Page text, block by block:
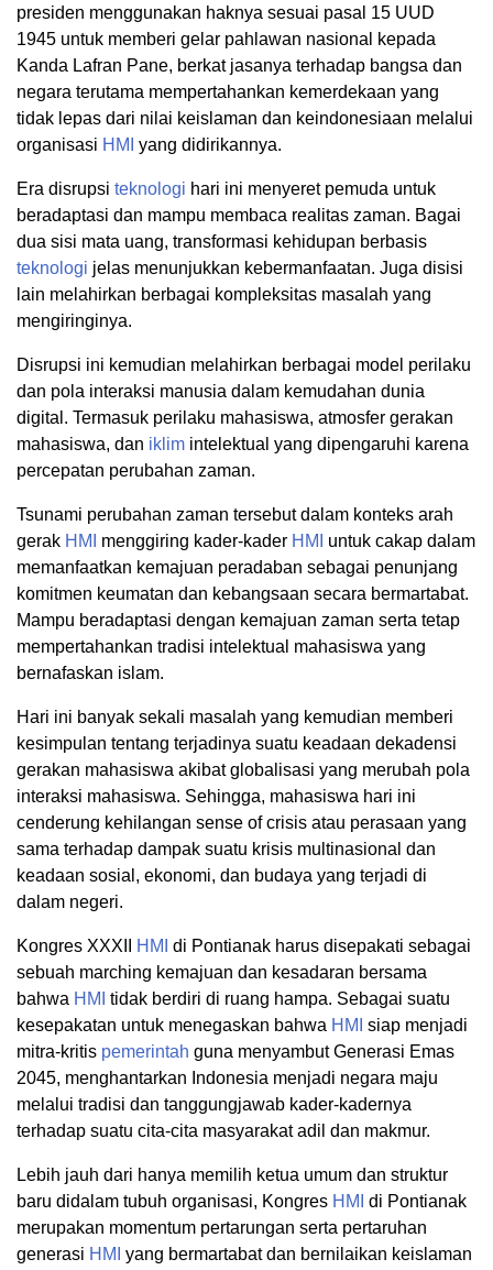
presiden menggunakan haknya sesuai pasal 15 UUD
1945 untuk memberi gelar pahlawan nasional kepada
Kanda Lafran Pane, berkat jasanya terhadap bangsa dan
negara terutama mempertahankan kemerdekaan yang
tidak lepas dari nilai keislaman dan keindonesiaan melalui
organisasi HMI yang didirikannya.
Era disrupsi teknologi hari ini menyeret pemuda untuk
beradaptasi dan mampu membaca realitas zaman. Bagai
dua sisi mata uang, transformasi kehidupan berbasis
teknologi jelas menunjukkan kebermanfaatan. Juga disisi
lain melahirkan berbagai kompleksitas masalah yang
mengiringinya.
Disrupsi ini kemudian melahirkan berbagai model perilaku
dan pola interaksi manusia dalam kemudahan dunia
digital. Termasuk perilaku mahasiswa, atmosfer gerakan
mahasiswa, dan iklim intelektual yang dipengaruhi karena
percepatan perubahan zaman.
Tsunami perubahan zaman tersebut dalam konteks arah
gerak HMI menggiring kader-kader HMI
untuk cakap dalam
memanfaatkan kemajuan peradaban sebagai penunjang
komitmen keumatan dan kebangsaan secara bermartabat.
Mampu beradaptasi dengan kemajuan zaman serta tetap
mempertahankan tradisi intelektual mahasiswa yang
bernafaskan islam.
Hari ini banyak sekali masalah yang kemudian memberi
kesimpulan tentang terjadinya suatu keadaan dekadensi
gerakan mahasiswa akibat globalisasi yang merubah pola
interaksi mahasiswa. Sehingga, mahasiswa hari ini
cenderung kehilangan sense of crisis atau perasaan yang
sama terhadap dampak suatu krisis multinasional dan
keadaan sosial, ekonomi, dan budaya yang terjadi di
dalam negeri.
Kongres XXXII HMI di Pontianak harus disepakati sebagai
sebuah marching kemajuan dan kesadaran bersama
bahwa HMI tidak berdiri di ruang hampa. Sebagai suatu
kesepakatan untuk menegaskan bahwa HMI siap menjadi
mitra-kritis pemerintah guna menyambut Generasi Emas
2045, menghantarkan Indonesia menjadi negara maju
melalui tradisi dan tanggungjawab kader-kadernya
terhadap suatu cita-cita masyarakat adil dan makmur.
Lebih jauh dari hanya memilih ketua umum dan struktur
baru didalam tubuh organisasi, Kongres HMI di Pontianak
merupakan momentum pertarungan serta pertaruhan
generasi HMI yang bermartabat dan bernilaikan keislaman